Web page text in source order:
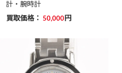
計・腕時計
買取価格： 50,000 円